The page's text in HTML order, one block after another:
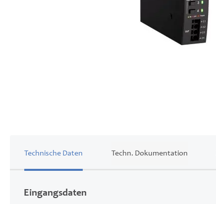
Technische Daten
Eingangsdaten
Techn. Dokumentation